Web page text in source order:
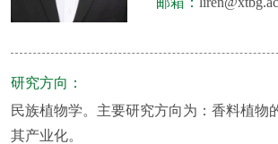
研究方向：
民族植物学。主要研究方向为：香料植物
其产业化。